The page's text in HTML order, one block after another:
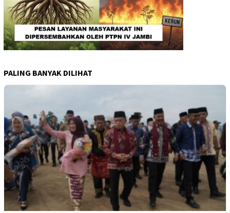
PALING BANYAK DILIHAT